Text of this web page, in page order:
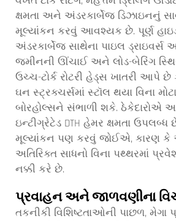
ક્ષમતા અને અંડરકાર્બેજ ડિઝાઇનનું
મૂલ્યાંકન કરવું આવશ્યક છે. પૂર્ણ
અંડરકાર્બેજ સાથેના પાઇલ
જમીનની ઊંચાઈ અને લોડ-બેરિંગ
ઉચ્ચ-ટોર્ક રોટરી હેડ્સ ખાતરી આપે છે
ઘન સ્ટ્રક્ચર્સમાં સ્ટૉલ થયા વિના
બોરહોલ્સને સંભાળી શકે. ઠેકેદારોએ આ
ઇન્ટીગ્રેટેડ DTH હેમર ક્ષમતા
મૂલ્યાંકન પણ કરવું જોઈએ, કારણ કે
અતિરિક્ત સાધનો વિના પથ્થરમાં
નક્કી કરે છે.
પ્રવાહન અને જાળવણીના
તકનીકી વિશિષ્ટતાઓની પાછળ, મેગા